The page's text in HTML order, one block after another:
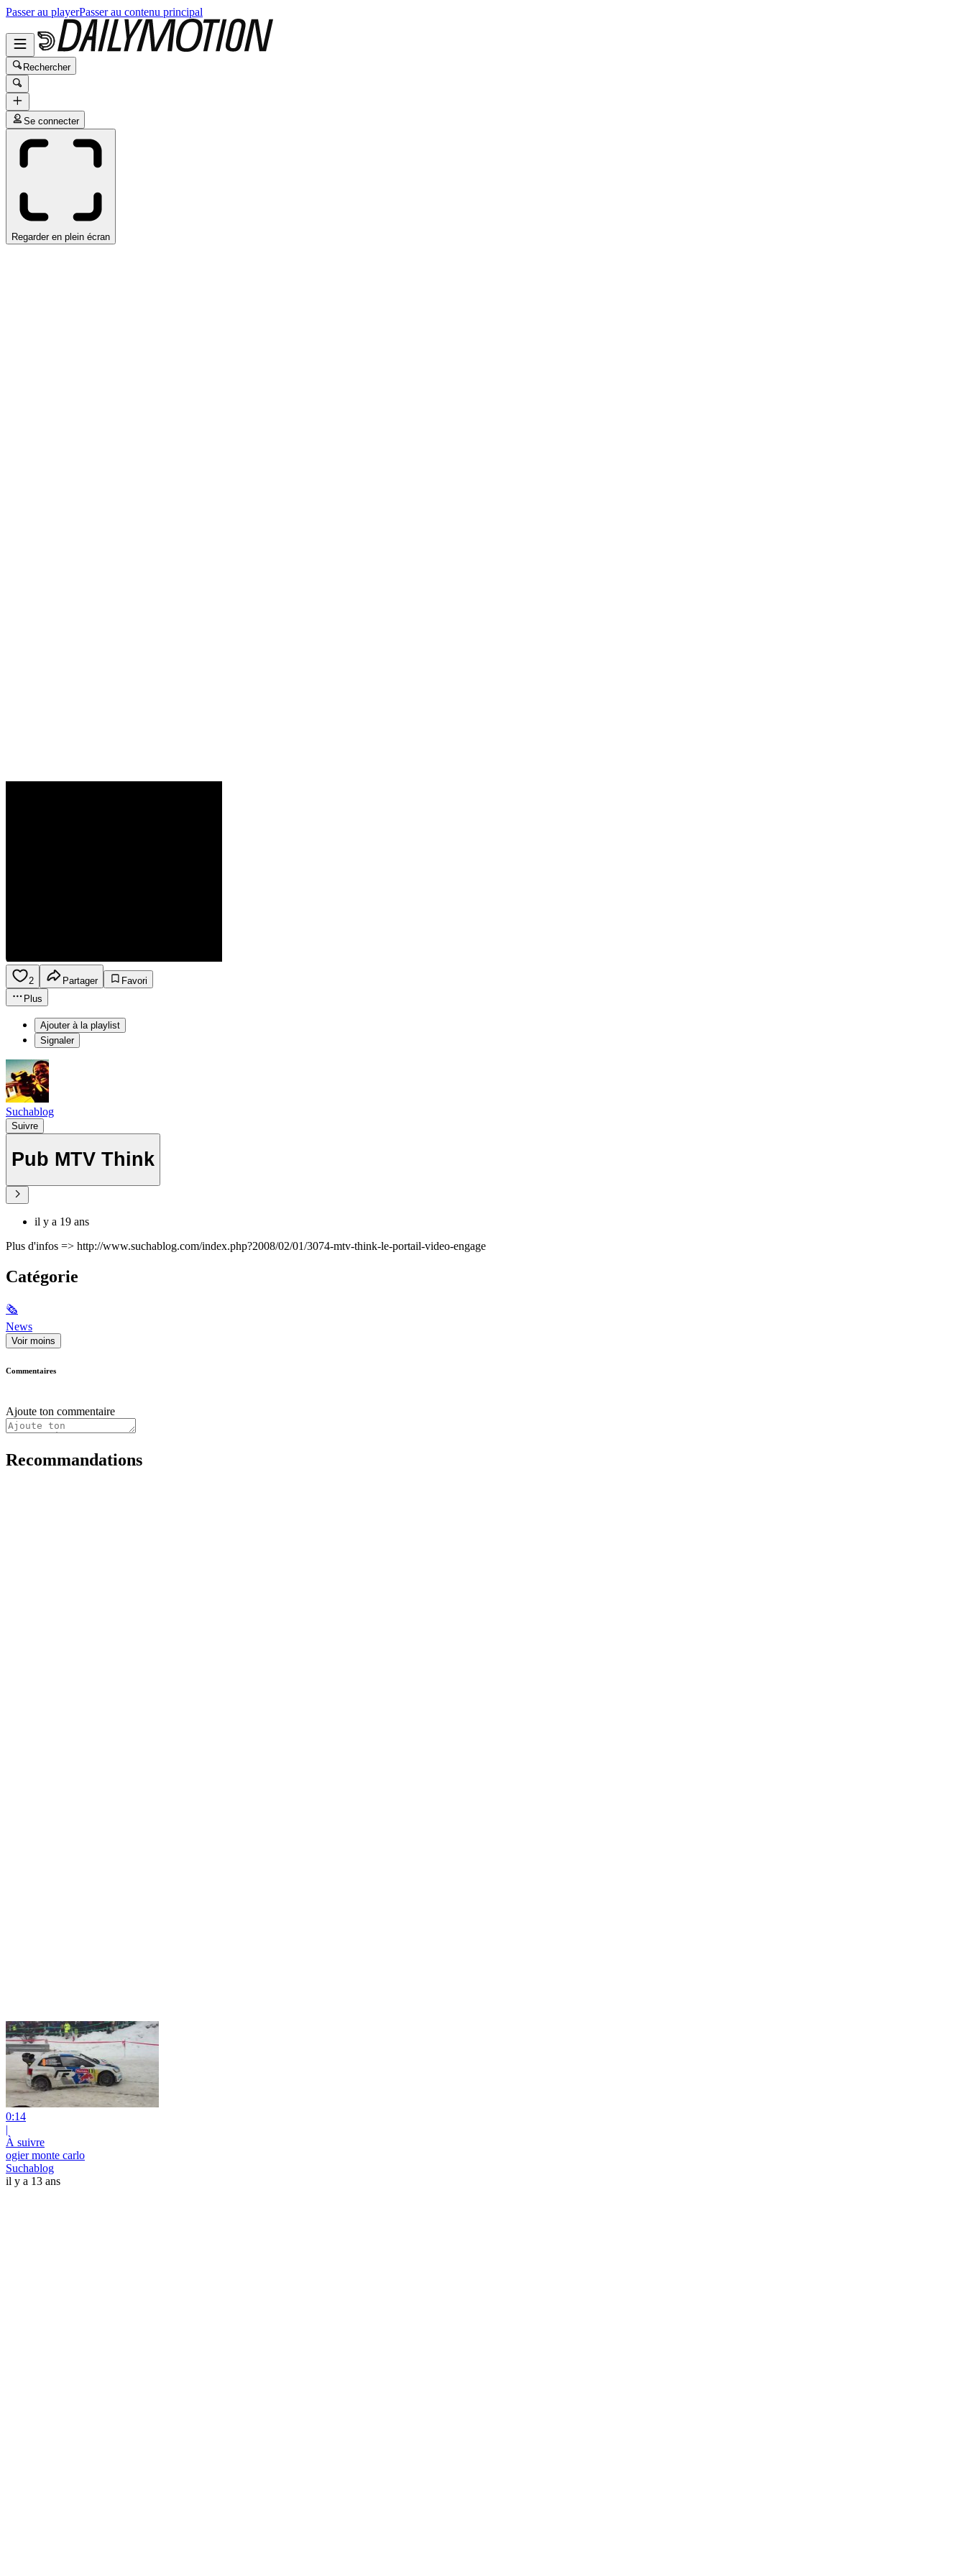
Passer au playerPasser au contenu principal
Rechercher
Se connecter
Regarder en plein écran
2 Partager
Favori
Plus
Ajouter à la playlist
Signaler
Suchablog
Suivre
Pub MTV Think
il y a 19 ans
Plus d'infos => http://www.suchablog.com/index.php?2008/02/01/3074-mtv-think-le-portail-video-engage
Catégorie
🗞
News
Voir moins
Commentaires
Ajoute ton commentaire
Recommandations
0:14
|
À suivre
ogier monte carlo
Suchablog
il y a 13 ans